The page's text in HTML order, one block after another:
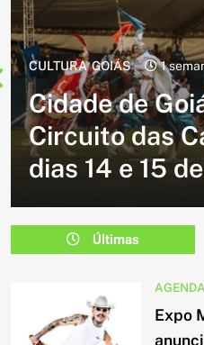
CULTURA 2 semanas ago
Cavalgada do
volta e
milhares de
em Caldazinha
Últimas
Expo